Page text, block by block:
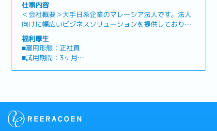
仕事内容
＜会社概要＞大手日系企業のマレーシア法人です。法人
向けに幅広いビジネスソリューションを提供しており、
企業の事業運営や成長を支援しています。日本を含む海
外拠点と連携しながら、マレーシア市場で事業を展開し
ています。＜業務内容＞・日本本社向け各種レポートの
作成・提出・定例報告（オフィス状況、人員状況など）
の取りまとめ・日本本社からの依頼事項について、現地
地スタッフ間の英語でのコミュニケーションサポート・
社内ルールやマニュアルの確認・更新およびスタッフへ
の周知・商品・サービスの企画・開発サポート・取引先
福利厚生
■雇用形態：正社員
■試用期間：3ヶ月
■ボーナス：あり ※業績に応じる(平均約3か月分)